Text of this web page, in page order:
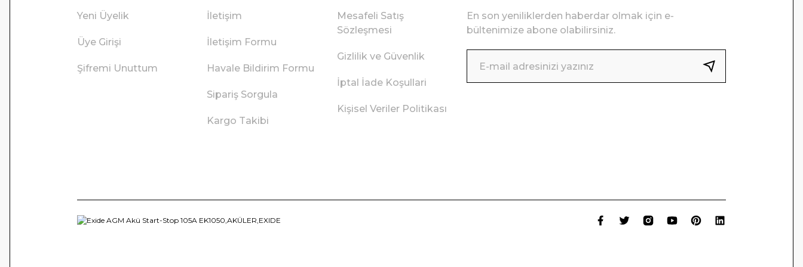
Yeni Üyelik
Üye Girişi
Şifremi Unuttum
İletişim
İletişim Formu
Havale Bildirim Formu
Sipariş Sorgula
Kargo Takibi
Mesafeli Satış
Sözleşmesi
Gizlilik ve Güvenlik
İptal İade Koşullari
Kişisel Veriler Politikası
En son yeniliklerden haberdar olmak için e-
bültenimize abone olabilirsiniz.